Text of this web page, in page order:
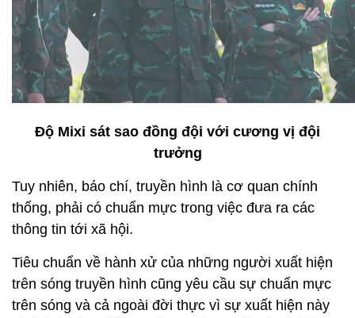
Độ Mixi sát sao đồng đội với cương vị đội
trưởng
Tuy nhiên, báo chí, truyền hình là cơ quan chính
thống, phải có chuẩn mực trong việc đưa ra các
thông tin tới xã hội.
Tiêu chuẩn về hành xử của những người xuất hiện
trên sóng truyền hình cũng yêu cầu sự chuẩn mực
trên sóng và cả ngoài đời thực vì sự xuất hiện này